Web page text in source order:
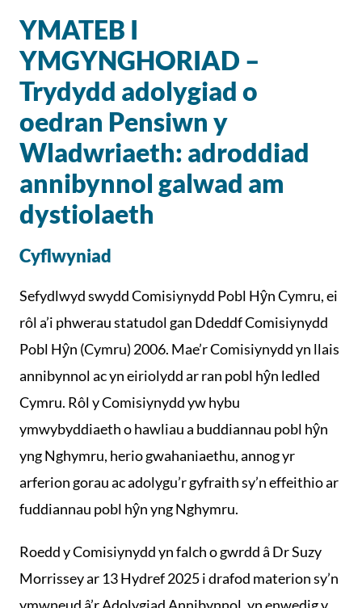
YMATEB I
YMGYNGHORIAD –
Trydydd adolygiad o
oedran Pensiwn y
Wladwriaeth: adroddiad
annibynnol galwad am
dystiolaeth
Cyflwyniad
Sefydlwyd swydd Comisiynydd Pobl Hŷn Cymru, ei
rôl a’i phwerau statudol gan Ddeddf Comisiynydd
Pobl Hŷn (Cymru) 2006. Mae’r Comisiynydd yn llais
annibynnol ac yn eiriolydd ar ran pobl hŷn ledled
Cymru. Rôl y Comisiynydd yw hybu
ymwybyddiaeth o hawliau a buddiannau pobl hŷn
yng Nghymru, herio gwahaniaethu, annog yr
arferion gorau ac adolygu’r gyfraith sy’n effeithio ar
fuddiannau pobl hŷn yng Nghymru.
Roedd y Comisiynydd yn falch o gwrdd â Dr Suzy
Morrissey ar 13 Hydref 2025 i drafod materion sy’n